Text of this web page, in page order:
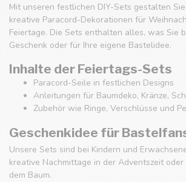
Mit unseren festlichen DIY-Sets gestalten
kreative Paracord-Dekorationen für
Feiertage. Die Sets enthalten alles, was Sie
Geschenk oder für Ihre eigene Bastelidee.
Inhalte der Feiertags-Sets
Paracord-Seile in festlichen Designs
Anleitungen für Baumdeko, Kränze,
Zubehör wie Ringe, Verschlüsse und
Geschenkidee für
Unsere Sets sind bei Kindern und
kreative Nachmittage in der Adventszeit
dem Baum.